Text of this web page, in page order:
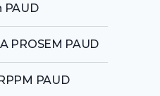
PAUD
PROSEM PAUD
PAUD